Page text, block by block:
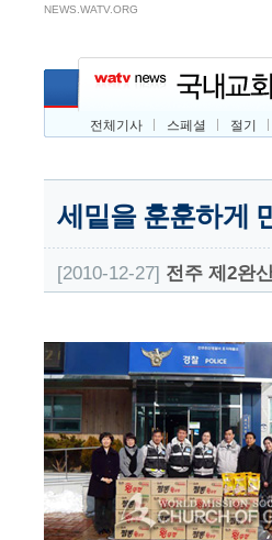
NEWS.WATV.ORG
전체기사 스페셜 절기
세밑을 훈훈하게
[2010-12-27] 전주 제2완